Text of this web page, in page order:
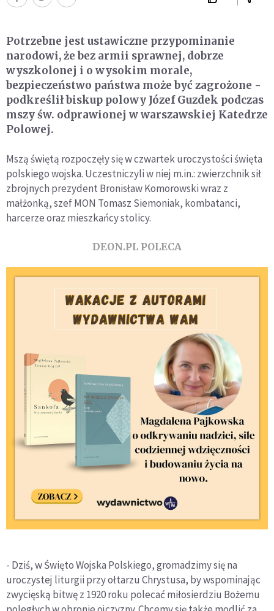
Potrzebne jest ustawiczne przypominanie
narodowi, że bez armii sprawnej, dobrze
wyszkolonej i o wysokim morale,
bezpieczeństwo państwa może być zagrożone -
podkreślił biskup polowy Józef Guzdek podczas
mszy św. odprawionej w warszawskiej Katedrze
Polowej.
Mszą świętą rozpoczęły się w czwartek uroczystości święta
polskiego wojska. Uczestniczyli w niej m.in.: zwierzchnik sił
zbrojnych prezydent Bronisław Komorowski wraz z
małżonką, szef MON Tomasz Siemoniak, kombatanci,
harcerze oraz mieszkańcy stolicy.
DEON.PL POLECA
- Dziś, w Święto Wojska Polskiego, gromadzimy się na
uroczystej liturgii przy ołtarzu Chrystusa, by wspominając
zwycięską bitwę z 1920 roku polecać miłosierdziu Bożemu